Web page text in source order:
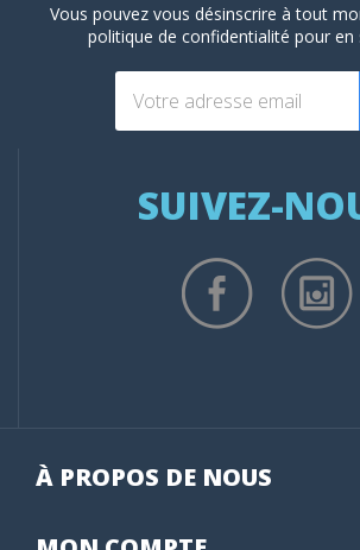
Vous pouvez vous désinscrire à tout
politique de confidentialité pour en
SUIVEZ-
À PROPOS DE NOUS